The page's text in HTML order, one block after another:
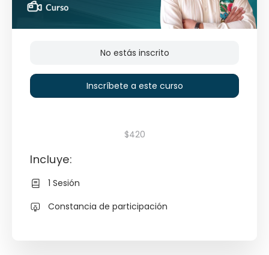
No estás inscrito
Inscríbete a este curso
$420
Incluye:
1 Sesión
Constancia de participación